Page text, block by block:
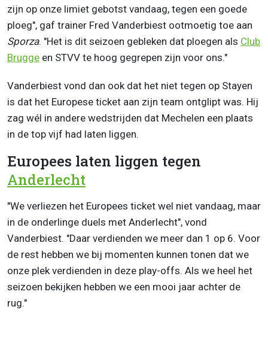
zijn op onze limiet gebotst vandaag, tegen een goede
ploeg", gaf trainer Fred Vanderbiest ootmoetig toe aan
Sporza. "Het is dit seizoen gebleken dat ploegen als Club
Brugge en STVV te hoog gegrepen zijn voor ons."
Vanderbiest vond dan ook dat het niet tegen op Stayen
is dat het Europese ticket aan zijn team ontglipt was. Hij
zag wél in andere wedstrijden dat Mechelen een plaats
in de top vijf had laten liggen.
Europees laten liggen tegen
Anderlecht
"We verliezen het Europees ticket wel niet vandaag, maar
in de onderlinge duels met Anderlecht", vond
Vanderbiest. "Daar verdienden we meer dan 1 op 6. Voor
de rest hebben we bij momenten kunnen tonen dat we
onze plek verdienden in deze play-offs. Als we heel het
seizoen bekijken hebben we een mooi jaar achter de
rug."